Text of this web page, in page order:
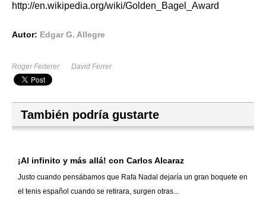
http://en.wikipedia.org/wiki/Golden_Bagel_Award
Autor: Edgar G. Allegre
Roger Federer David Ferrer
También podría gustarte
¡Al infinito y más allá! con Carlos Alcaraz
Justo cuando pensábamos que Rafa Nadal dejaría un gran boquete en
el tenis español cuando se retirara, surgen otras...